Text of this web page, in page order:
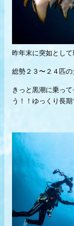
昨年末に突如とし
総勢２３〜２４匹の
きっと黒潮に乗っ
う！！ゆっくり長